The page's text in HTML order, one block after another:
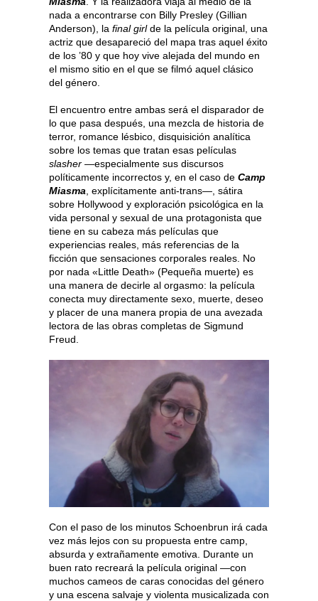
nada a encontrarse con Billy Presley (Gillian
Anderson), la final girlde la película original, una
actriz que desapareció del mapa tras aquel éxito
de los ’80 y que hoy vive alejada del mundo en
el mismo sitio en el que se filmó aquel clásico
del género.
El encuentro entre ambas será el disparador de
lo que pasa después, una mezcla de historia de
terror, romance lésbico, disquisición analítica
sobre los temas que tratan esas películas
slasher —especialmente sus discursos
políticamente incorrectos y, en el caso de Camp
Miasma , explícitamente anti-trans—, sátira
sobre Hollywood y exploración psicológica en la
vida personal y sexual de una protagonista que
tiene en su cabeza más películas que
experiencias reales, más referencias de la
ficción que sensaciones corporales reales. No
por nada «Little Death» (Pequeña muerte) es
una manera de decirle al orgasmo: la película
conecta muy directamente sexo, muerte, deseo
y placer de una manera propia de una avezada
lectora de las obras completas de Sigmund
Freud.
Con el paso de los minutos Schoenbrun irá cada
vez más lejos con su propuesta entre camp,
absurda y extrañamente emotiva. Durante un
buen rato recreará la película original —con
muchos cameos de caras conocidas del género
y una escena salvaje y violenta musicalizada con